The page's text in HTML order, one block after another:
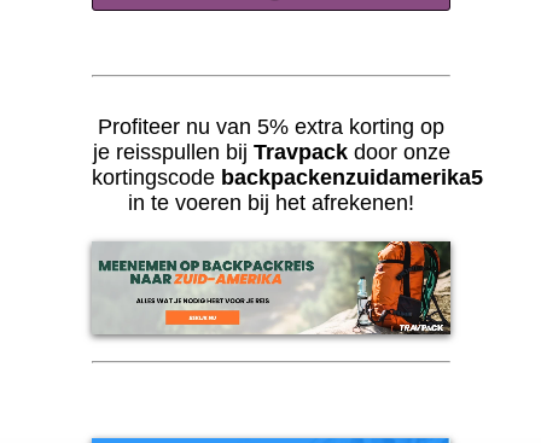
Profiteer nu van 5% extra korting op
je reisspullen bij Travpackdoor onze
kortingscode backpackenzuidamerika5
in te voeren bij het afrekenen!